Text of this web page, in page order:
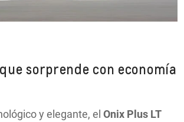
sorprende con economía
y elegante, elOnix Plus LT